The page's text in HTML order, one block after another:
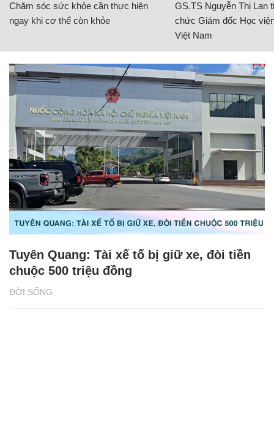
Chăm sóc sức khỏe cần thực hiện
ngay khi cơ thể còn khỏe
GS.TS Nguyễn Thị Lan
chức Giám đốc Học
Việt Nam
ĐỜI SỐNG
Tuyên Quang: Tài xế tố bị giữ xe, đòi tiền
chuộc 500 triệu đồng